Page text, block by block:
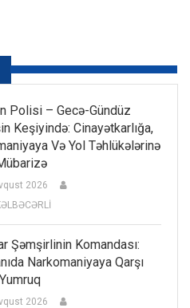
Polisi – Gecə-Gündüz
Keşiyində: Cinayətkarlığa,
Və Yol Təhlükələrinə
2026
Şəmşirlinin Komandası:
Narkomaniyaya Qarşı
2026